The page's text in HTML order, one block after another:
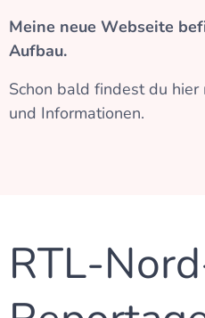
Meine neue Webseite
Aufbau.
Schon bald findest du hier
und Informationen.
RTL-